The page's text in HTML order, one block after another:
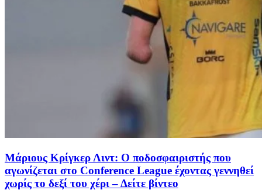
Μάριους Κρίγκερ Λιντ: Ο ποδοσφαιριστής που
αγωνίζεται στο Conference League έχοντας γεννηθεί
χωρίς το δεξί του χέρι – Δείτε βίντεο